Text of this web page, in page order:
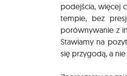
podejścia, więcej
tempie, bez
porównywanie z
Stawiamy na
się przygodą, a nie